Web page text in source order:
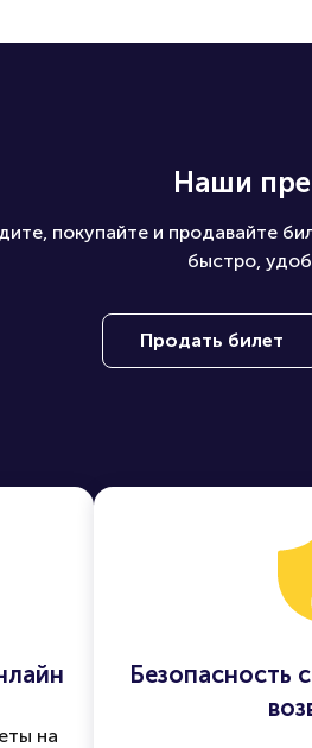
Наши
покупайте и продавайте
быстро,
Продать билет
на
Безопасность